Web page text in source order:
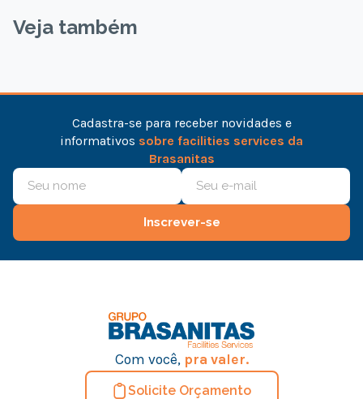
Veja também
Cadastra-se para receber novidades e
informativos sobre facilities services da
Brasanitas
Inscrever-se
Com você, pra valer.
Solicite Orçamento